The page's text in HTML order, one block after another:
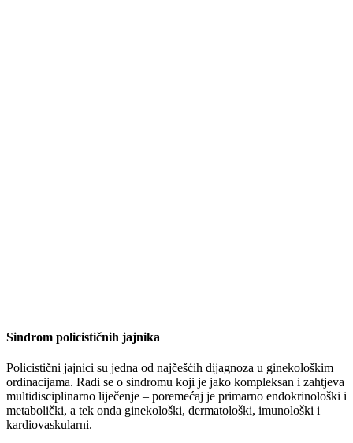
Sindrom policističnih jajnika
Policistični jajnici su jedna od najčešćih dijagnoza u ginekološkim
ordinacijama. Radi se o sindromu koji je jako kompleksan i zahtjeva
multidisciplinarno liječenje – poremećaj je primarno endokrinološki i
metabolički, a tek onda ginekološki, dermatološki, imunološki i
kardiovaskularni.